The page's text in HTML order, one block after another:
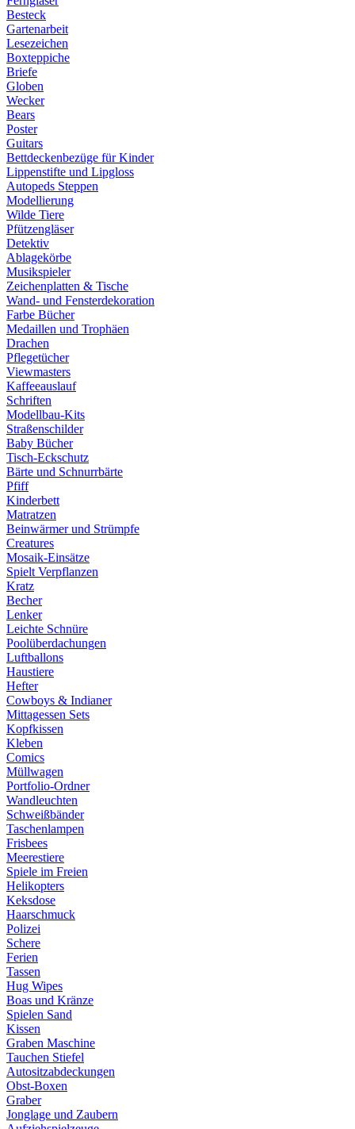
Besteck
Gartenarbeit
Lesezeichen
Boxteppiche
Briefe
Globen
Wecker
Bears
Poster
Guitars
Bettdeckenbezüge für Kinder
Lippenstifte und Lipgloss
Autopeds Steppen
Modellierung
Wilde Tiere
Pfützengläser
Detektiv
Ablagekörbe
Musikspieler
Zeichenplatten & Tische
Wand- und Fensterdekoration
Farbe Bücher
Medaillen und Trophäen
Drachen
Pflegetücher
Viewmasters
Kaffeeauslauf
Schriften
Modellbau-Kits
Straßenschilder
Baby Bücher
Tisch-Eckschutz
Bärte und Schnurrbärte
Pfiff
Kinderbett
Matratzen
Beinwärmer und Strümpfe
Creatures
Mosaik-Einsätze
Spielt Verpflanzen
Kratz
Becher
Lenker
Leichte Schnüre
Poolüberdachungen
Luftballons
Haustiere
Hefter
Cowboys & Indianer
Mittagessen Sets
Kopfkissen
Kleben
Comics
Müllwagen
Portfolio-Ordner
Wandleuchten
Schweißbänder
Taschenlampen
Frisbees
Meerestiere
Spiele im Freien
Helikopters
Keksdose
Haarschmuck
Polizei
Schere
Ferien
Tassen
Hug Wipes
Boas und Kränze
Spielen Sand
Kissen
Graben Maschine
Tauchen Stiefel
Autositzabdeckungen
Obst-Boxen
Graber
Jonglage und Zaubern